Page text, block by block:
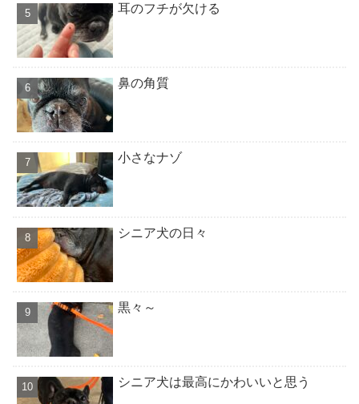
耳のフチが欠ける
鼻の角質
小さなナゾ
シニア犬の日々
黒々～
シニア犬は最高にかわいいと思う